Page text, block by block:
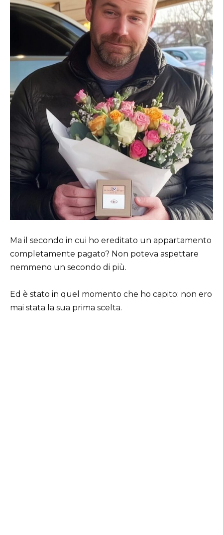
Ma il secondo in cui ho ereditato un appartamento
completamente pagato? Non poteva aspettare
nemmeno un secondo di più.
Ed è stato in quel momento che ho capito: non ero
mai stata la sua prima scelta.